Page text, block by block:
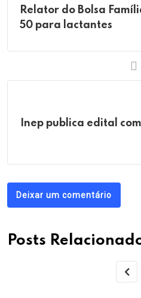
Relator do Bolsa
50 para lactantes
Inep publica edital
Deixar um comentário
Posts